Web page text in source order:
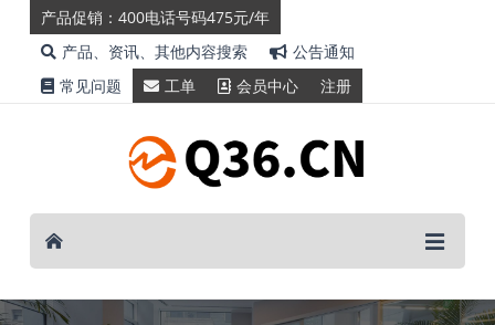
产品促销：400电话号码475元/年
产品、资讯、其他内容搜索
公告通知
常见问题
工单 会员中心 注册